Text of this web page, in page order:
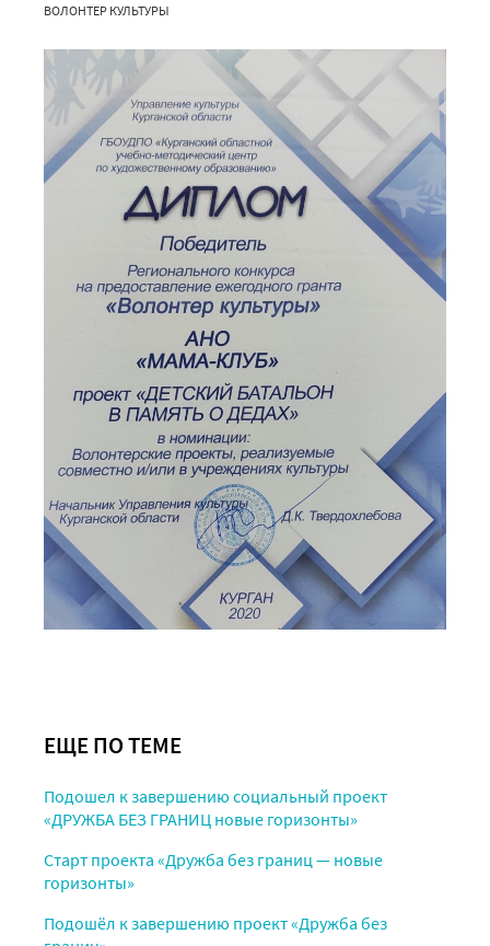
ВОЛОНТЕР КУЛЬТУРЫ
ЕЩЕ ПО ТЕМЕ
Подошел к завершению социальный проект
«ДРУЖБА БЕЗ ГРАНИЦ новые горизонты»
Старт проекта «Дружба без границ — новые
горизонты»
Подошёл к завершению проект «Дружба без